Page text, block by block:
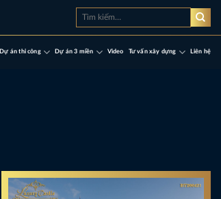
Tìm
Dự án thi công Dự án 3 miền Video Tư vấn xây dựng Liên hệ